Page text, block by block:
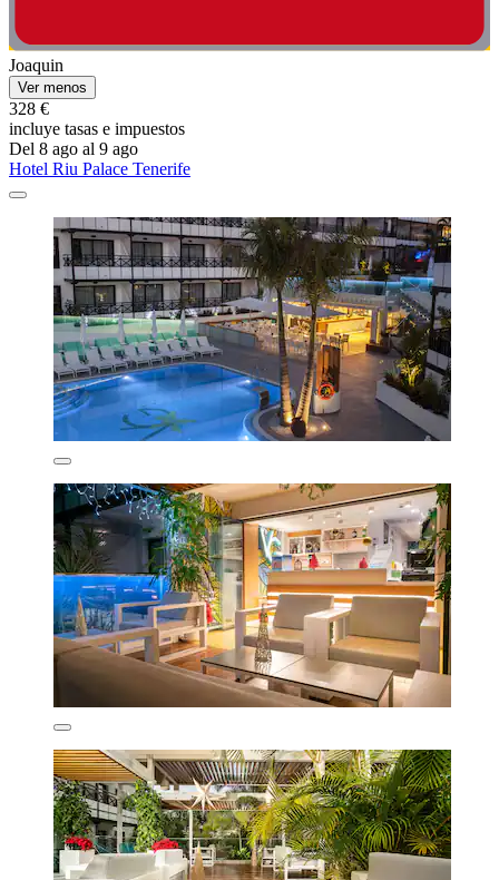
Joaquin
Ver menos
328 €
incluye tasas e impuestos
Del 8 ago al 9 ago
Hotel Riu Palace Tenerife